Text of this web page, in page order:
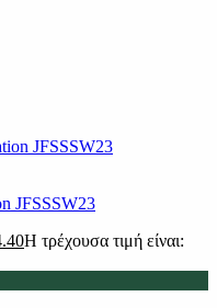
JFSSSW23
Η τρέχουσα τιμή είναι: